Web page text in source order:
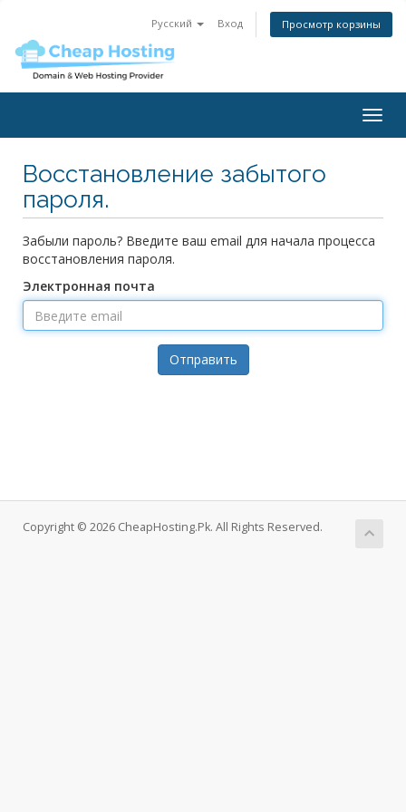
Русский Вход Просмотр корзины
Восстановление забытого
пароля.
Забыли пароль? Введите ваш email для начала процесса
восстановления пароля.
Электронная почта
Отправить
Copyright © 2026 CheapHosting.Pk. All Rights Reserved.